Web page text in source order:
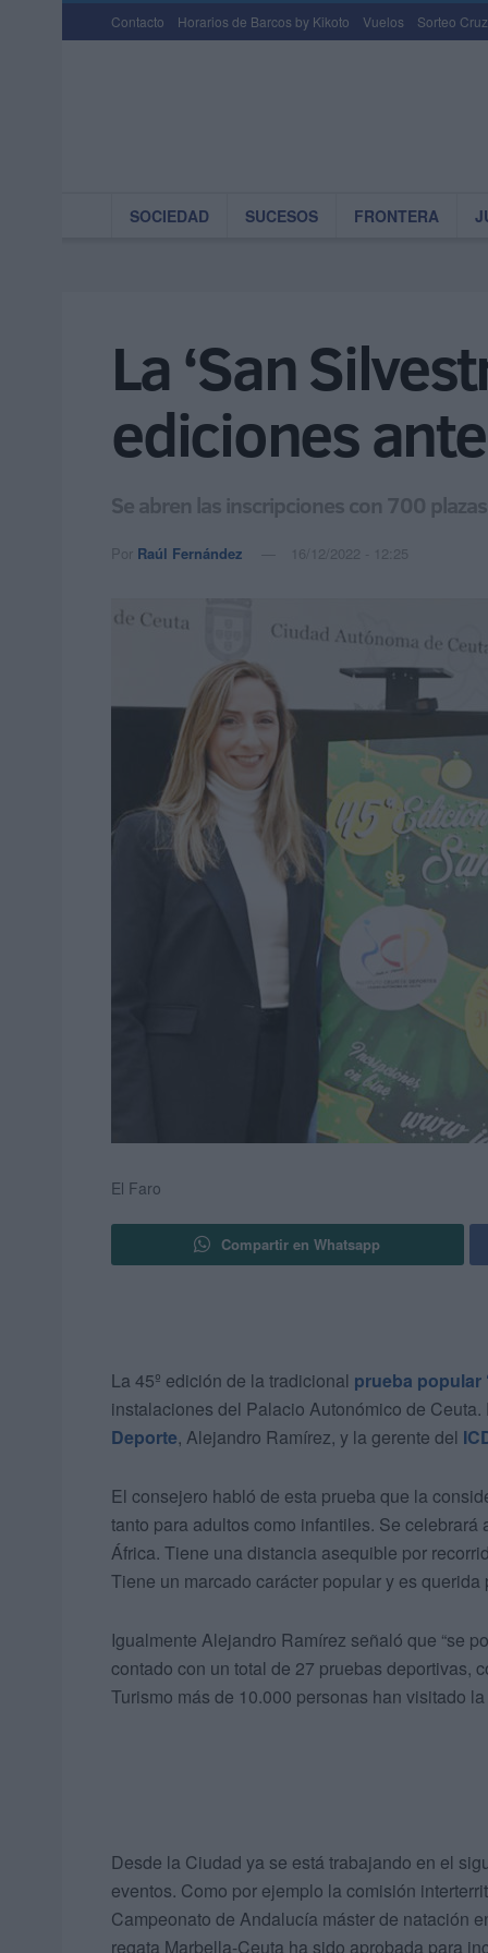
Contacto Horarios de Barcos by Kikoto Vuelos Sorteo
SOCIEDAD SUCESOS FRONTERA
La ‘San
ediciones
Se abren las inscripciones con 700
Por Raúl Fernández 16/12/2022 - 12:25
El Faro
Compartir en Whatsapp
La 45º edición de la tradicional prueba popular
instalaciones del Palacio Autonómico de
Deporte, Alejandro Ramírez, y la gerente del
El consejero habló de esta prueba que la
tanto para adultos como infantiles. Se
África. Tiene una distancia asequible por
Tiene un marcado carácter popular y es
Igualmente Alejandro Ramírez señaló que “se
contado con un total de 27 pruebas deportivas,
Turismo más de 10.000 personas han visitado
Desde la Ciudad ya se está trabajando en el
eventos. Como por ejemplo la comisión
Campeonato de Andalucía máster de natación
regata Marbella-Ceuta ha sido aprobada para